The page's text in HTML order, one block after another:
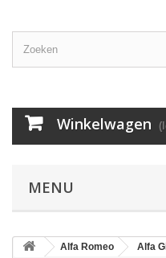
Winkelwagen
MENU
Alfa Romeo Alfa